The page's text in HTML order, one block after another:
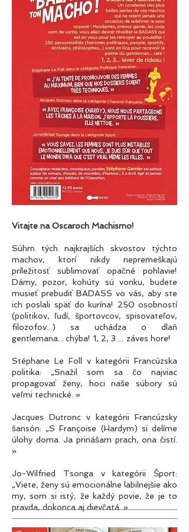
Vitajte na Oscaroch Machismo!
Súhrn tých najkrajších skvostov týchto
machov, ktorí nikdy nepremeškajú
príležitosť sublimovať opačné pohlavie!
Dámy, pozor, kohúty sú vonku, budete
musieť prebudiť BADASS vo vás, aby ste
ich poslali späť do kurína! 250 osobností
(politikov, ľudí, športovcov, spisovateľov,
filozofov...) sa uchádza o dlaň
gentlemana... chýba! 1, 2, 3… záves hore!
Stéphane Le Foll v kategórii Francúzska
politika: „Snažil som sa čo najviac
propagovať ženy, hoci naše súbory sú
veľmi technické. »
Jacques Dutronc v kategórii Francúzsky
šansón: „S Françoise (Hardym) si delíme
úlohy doma. Ja prinášam prach, ona čistí.
»
Jo-Wilfried Tsonga v kategórii Šport:
„Viete, ženy sú emocionálne labilnejšie ako
my, som si istý, že každý povie, že je to
pravda, dokonca aj dievčatá. »